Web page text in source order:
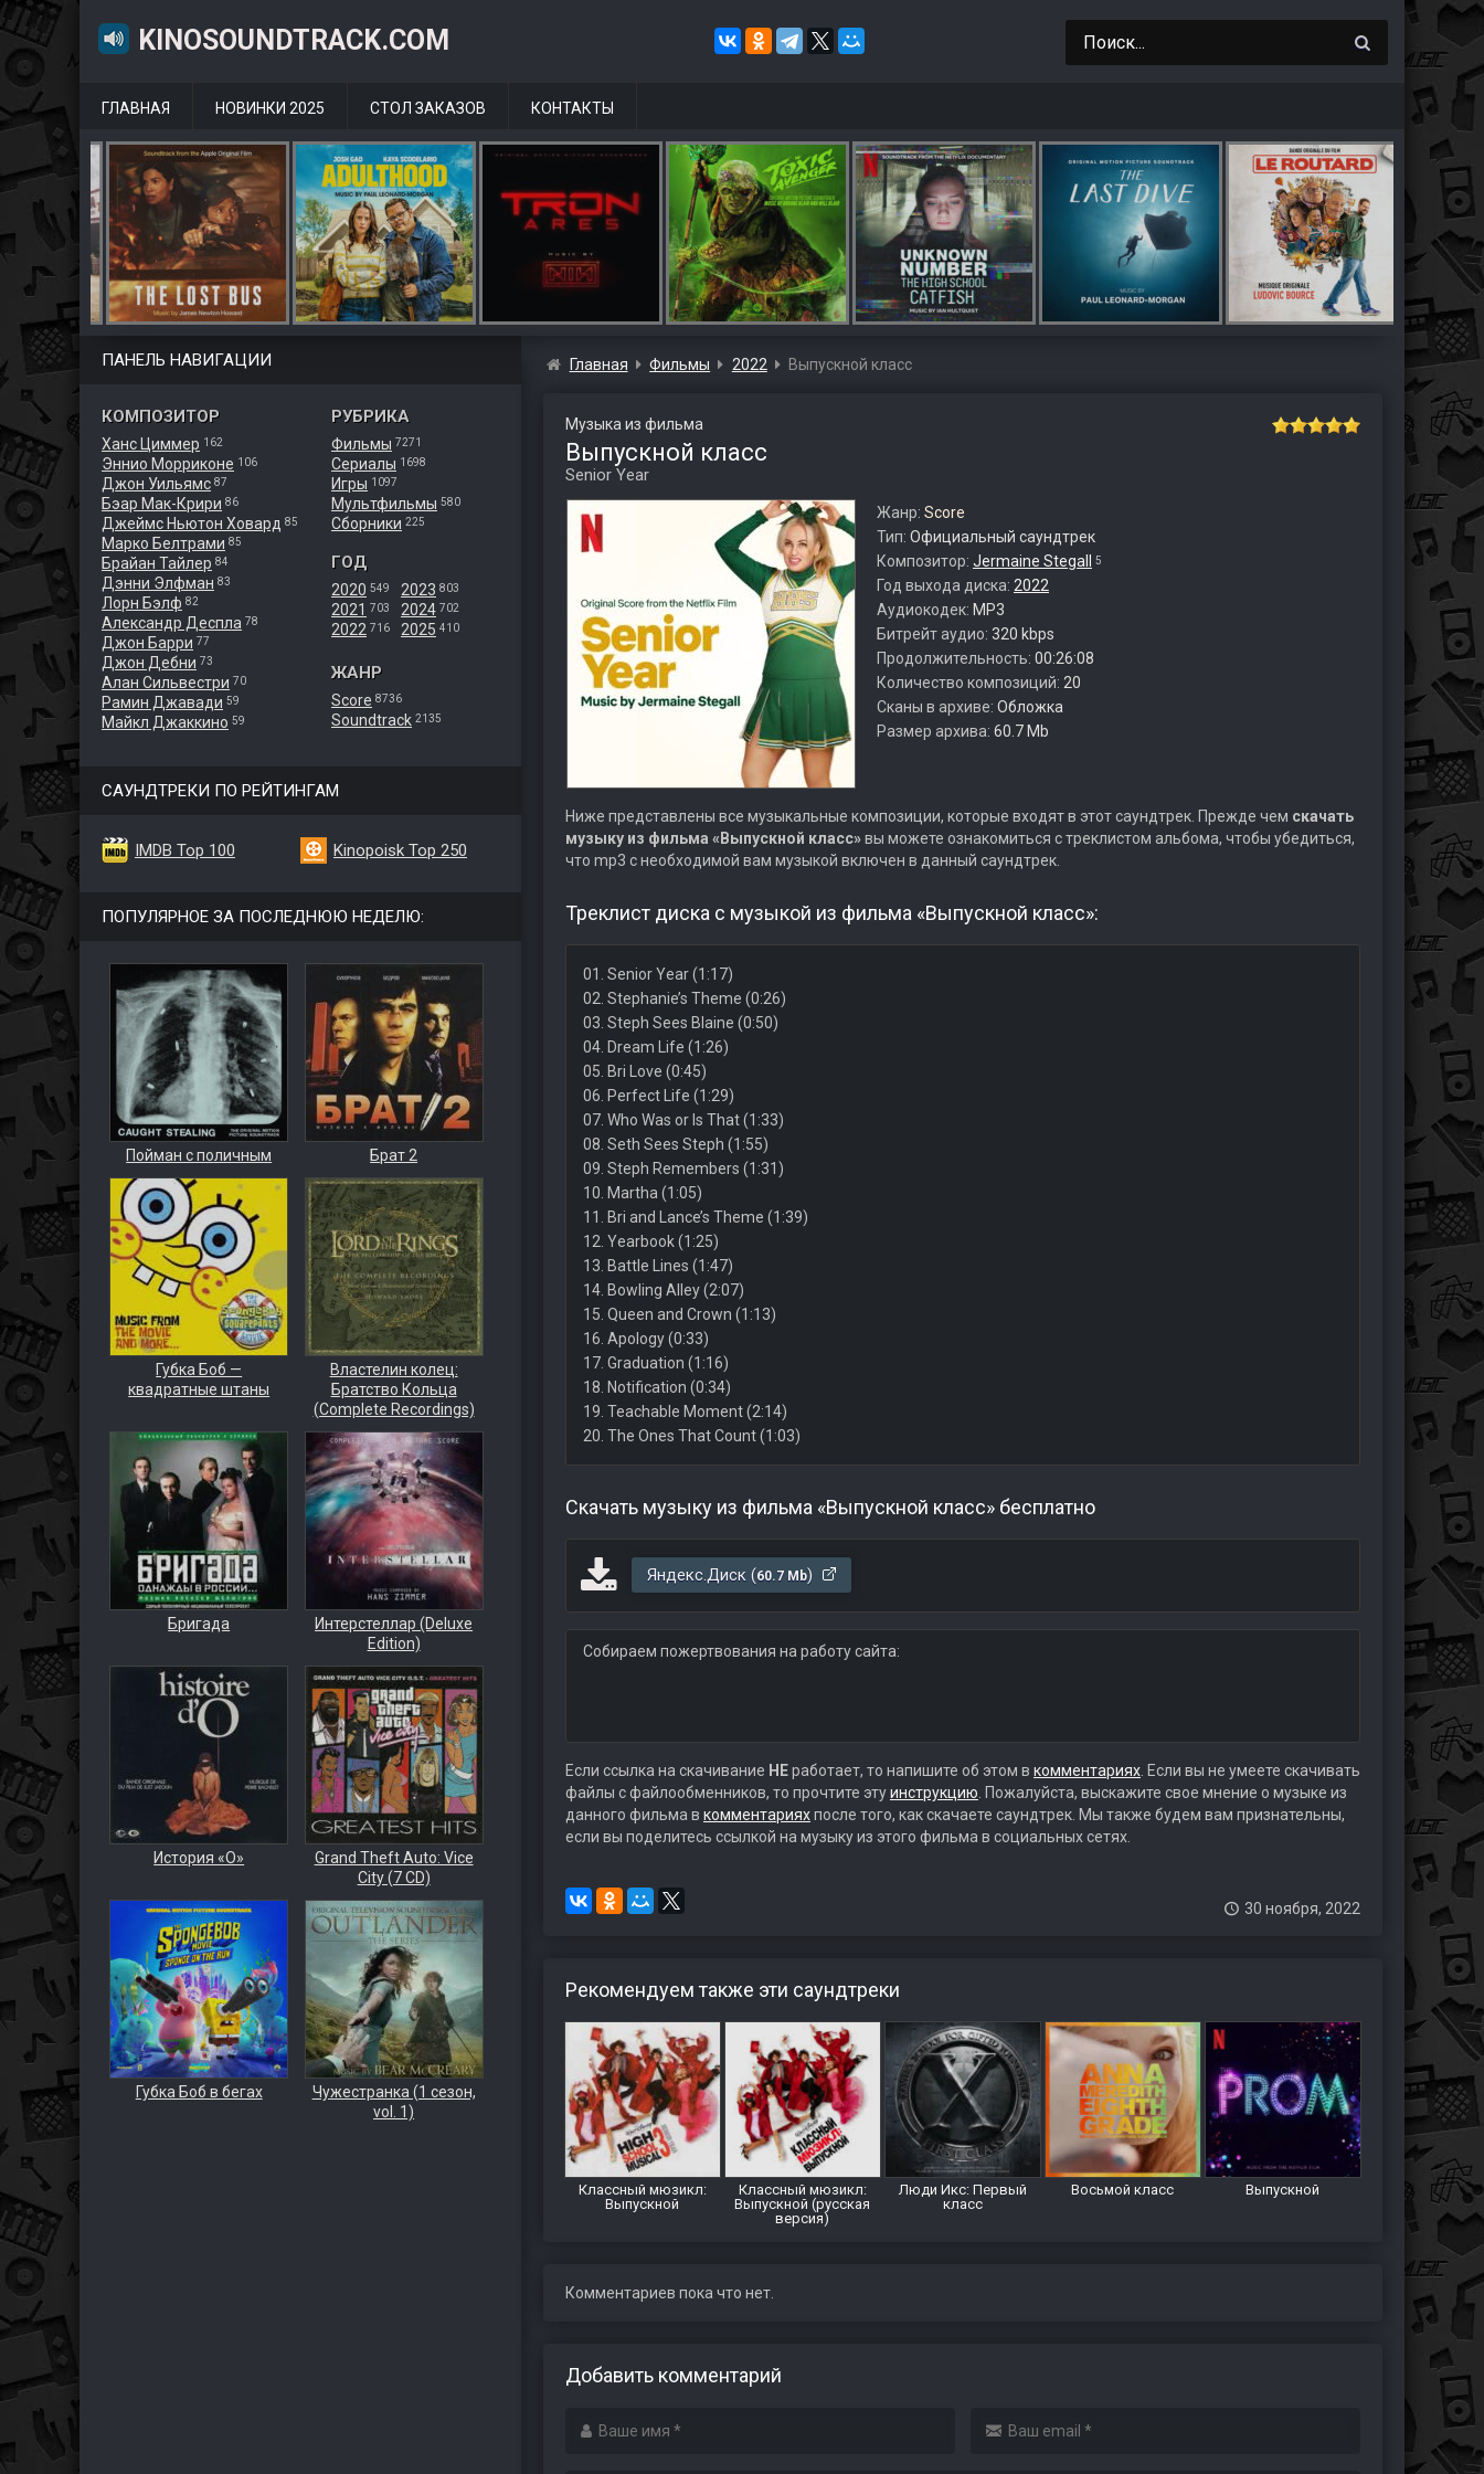
KINOSOUNDTRACK.COM
ГЛАВНАЯ НОВИНКИ 2025 СТОЛ ЗАКАЗОВ КОНТАКТЫ
ПАНЕЛЬ НАВИГАЦИИ
КОМПОЗИТОР
Ханс Циммер 162
Эннио Морриконе 106
Джон Уильямс 87
Бэар Мак-Крири 86
Джеймс Ньютон Ховард 85
Марко Белтрами 85
Брайан Тайлер 84
Дэнни Элфман 83
Лорн Бэлф 82
Александр Деспла 78
Джон Барри 77
Джон Дебни 73
Алан Сильвестри 70
Рамин Джавади 59
Майкл Джаккино 59
РУБРИКА
Фильмы 7271
Сериалы 1698
Игры 1097
Мультфильмы 580
Сборники 225
ГОД
2020 549
2021 703
2022 716
2023 803
2024 702
2025 410
ЖАНР
Score 8736
Soundtrack 2135
САУНДТРЕКИ ПО РЕЙТИНГАМ
IMDB Top 100 Kinopoisk Top 250
ПОПУЛЯРНОЕ ЗА ПОСЛЕДНЮЮ НЕДЕЛЮ:
Пойман с поличным Брат 2
Губка Боб —
квадратные штаны
Властелин колец:
Братство Кольца
(Complete Recordings)
Бригада
Интерстеллар (Deluxe
Edition)
История «О»
Grand Theft Auto: Vice
City (7 CD)
Губка Боб в бегах
Чужестранка (1 сезон,
vol. 1)
Главная Фильмы 2022 Выпускной класс
Музыка из фильма
Выпускной класс
Senior Year
Жанр: Score
Тип: Официальный саундтрек
Композитор: Jermaine Stegall 5
Год выхода диска: 2022
Аудиокодек: MP3
Битрейт аудио: 320 kbps
Продолжительность: 00:26:08
Количество композиций: 20
Сканы в архиве: Обложка
Размер архива: 60.7 Mb
Ниже представлены все музыкальные композиции, которые входят в этот саундтрек. Прежде чем скачать
музыку из фильма «Выпускной класс»вы можете ознакомиться с треклистом альбома, чтобы убедиться,
что mp3 с необходимой вам музыкой включен в данный саундтрек.
Треклист диска с музыкой из фильма «Выпускной класс»:
01. Senior Year (1:17)
02. Stephanie’s Theme (0:26)
03. Steph Sees Blaine (0:50)
04. Dream Life (1:26)
05. Bri Love (0:45)
06. Perfect Life (1:29)
07. Who Was or Is That (1:33)
08. Seth Sees Steph (1:55)
09. Steph Remembers (1:31)
10. Martha (1:05)
11. Bri and Lance’s Theme (1:39)
12. Yearbook (1:25)
13. Battle Lines (1:47)
14. Bowling Alley (2:07)
15. Queen and Crown (1:13)
16. Apology (0:33)
17. Graduation (1:16)
18. Notification (0:34)
19. Teachable Moment (2:14)
20. The Ones That Count (1:03)
Скачать музыку из фильма «Выпускной класс» бесплатно
Яндекс.Диск (60.7 Mb)
Собираем пожертвования на работу сайта:
Если ссылка на скачивание НЕработает, то напишите об этом в комментариях. Если вы не умеете скачивать
файлы с файлообменников, то прочтите этуинструкцию . Пожалуйста, выскажите свое мнение о музыке из
данного фильма в комментарияхпосле того, как скачаете саундтрек. Мы также будем вам признательны,
если вы поделитесь ссылкой на музыку из этого фильма в социальных сетях.
30 ноября, 2022
Рекомендуем также эти саундтреки
Классный мюзикл:
Выпускной
Классный мюзикл:
Выпускной (русская
версия)
Люди Икс: Первый
класс
Восьмой класс Выпускной
Комментариев пока что нет.
Добавить комментарий